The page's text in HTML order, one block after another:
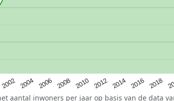
2002 2004 2006 2008 2010 2012 2014 2016 2018
aantal inwoners per jaar op basis van de data